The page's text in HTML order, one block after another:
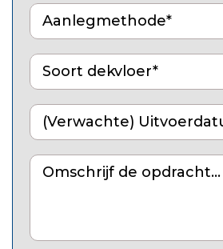
Aanlegmethode*
Soort dekvloer*